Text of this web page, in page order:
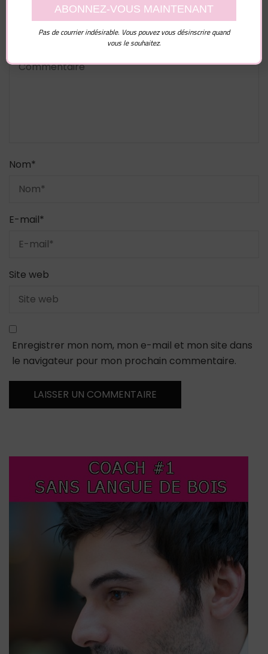
champs obligatoires sont indiqués avec*
Nom*
E-mail*
Site web
Enregistrer mon nom, mon e-mail et mon site dans
le navigateur pour mon prochain commentaire.
Pas de courrier indésirable. Vous pouvez vous désinscrire quand
vous le souhaitez.